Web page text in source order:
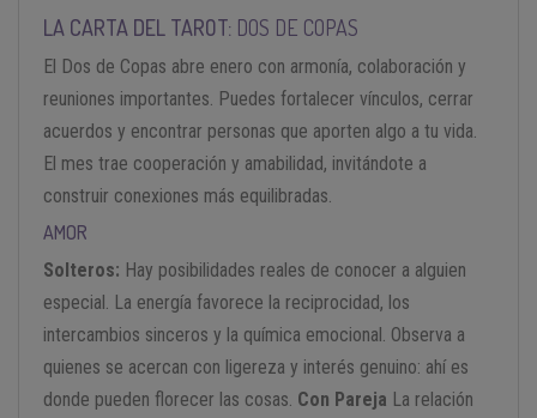
LA CARTA DEL TAROT: DOS DE COPAS
El Dos de Copas abre enero con armonía, colaboración y
reuniones importantes. Puedes fortalecer vínculos, cerrar
acuerdos y encontrar personas que aporten algo a tu vida.
El mes trae cooperación y amabilidad, invitándote a
construir conexiones más equilibradas.
AMOR
Solteros: Hay posibilidades reales de conocer a alguien
especial. La energía favorece la reciprocidad, los
intercambios sinceros y la química emocional. Observa a
quienes se acercan con ligereza y interés genuino: ahí es
donde pueden florecer las cosas. Con Pareja La relación